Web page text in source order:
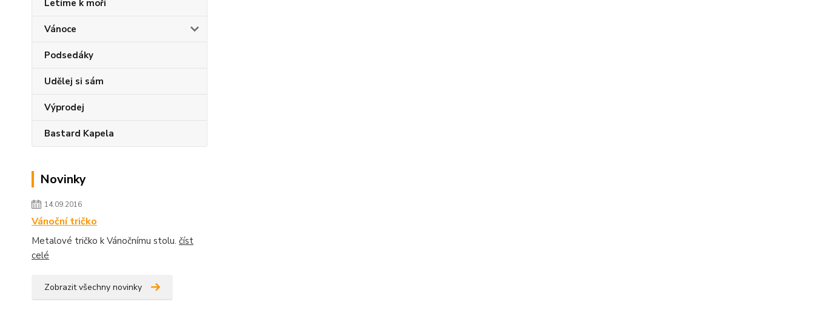
Letíme k moři
Vánoce
Podsedáky
Udělej si sám
Výprodej
Bastard Kapela
Novinky
14.09.2016
Vánoční tričko
Metalové tričko k Vánočnímu stolu. číst
celé
Zobrazit všechny novinky